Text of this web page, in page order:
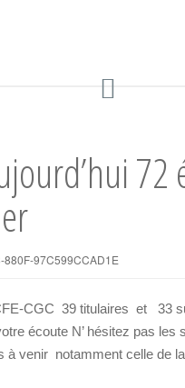
72
97C599CCAD1E
CGC 39 titulaires et 33
écoute N’ hésitez pas
à venir notamment celle